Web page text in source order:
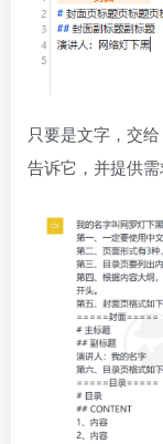
只要是文字，交
告诉它，并提供需